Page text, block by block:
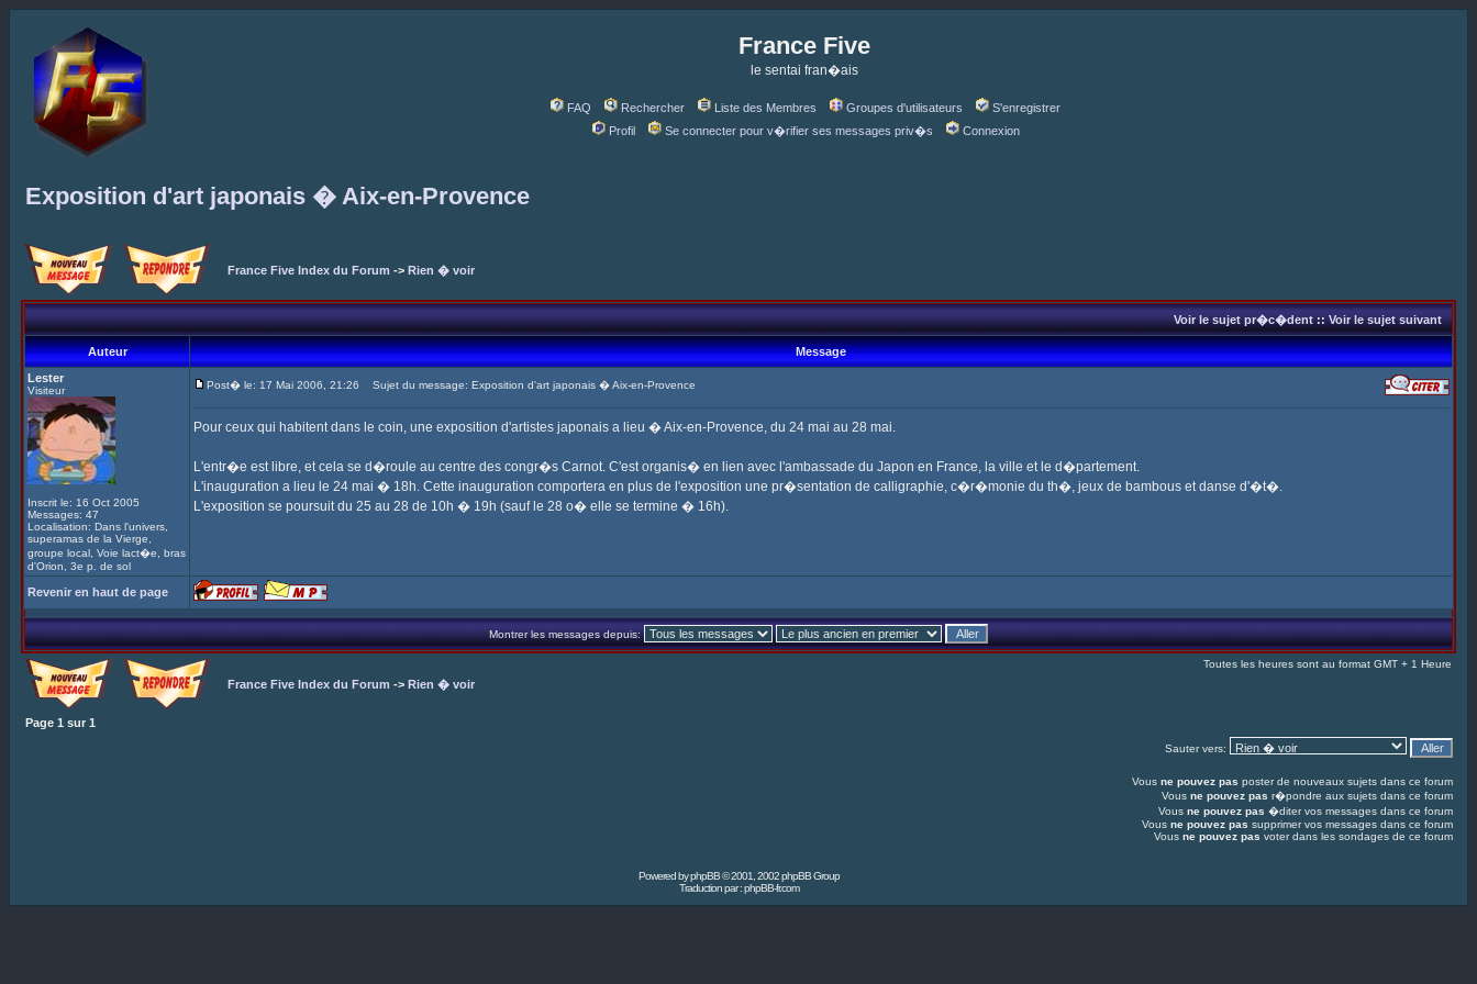
France Five
le sentai fran�ais
FAQ Rechercher Liste des Membres Groupes d'utilisateurs
S'enregistrer
Profil
Se connecter pour v�rifier ses messages priv�s Connexion
Exposition d'art japonais � Aix-en-Provence
France Five Index du Forum -> Rien � voir
Voir le sujet pr�c�dent::Voir le sujet suivant
Auteur
Message
Lester
Visiteur
Inscrit le: 16 Oct 2005
Messages: 47
Localisation: Dans l'univers,
superamas de la Vierge,
groupe local, Voie lact�e, bras
d'Orion, 3e p. de sol
Post� le: 17 Mai 2006, 21:26 Sujet du message: Exposition d'art japonais � Aix-en-Provence
Pour ceux qui habitent dans le coin, une exposition d'artistes japonais a lieu � Aix-en-Provence, du 24 mai au 28 mai.
L'entr�e est libre, et cela se d�roule au centre des congr�s Carnot. C'est organis� en lien avec l'ambassade du Japon en France, la ville et le d�partement.
L'inauguration a lieu le 24 mai � 18h. Cette inauguration comportera en plus de l'exposition une pr�sentation de calligraphie, c�r�monie du th�, jeux de bambous et danse d'�t�.
L'exposition se poursuit du 25 au 28 de 10h � 19h (sauf le 28 o� elle se termine � 16h).
Revenir en haut de page
Montrer les messages depuis:
France Five Index du Forum -> Rien � voir
Toutes les heures sont au format GMT + 1 Heure
Page 1 sur 1
Sauter vers:
Vous ne pouvez pas poster de nouveaux sujets dans ce forum
Vous ne pouvez pas r�pondre aux sujets dans ce forum
Vous ne pouvez pas �diter vos messages dans ce forum
Vous ne pouvez pas supprimer vos messages dans ce forum
Vous ne pouvez pas voter dans les sondages de ce forum
Powered byphpBB© 2001, 2002 phpBB Group
Traduction par :phpBB-fr.com